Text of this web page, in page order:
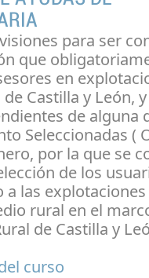
para ser
que
en
Castilla y León,
de alguna
Seleccionadas (
por la que se
de los
las
rural en el
de Castilla y
curso